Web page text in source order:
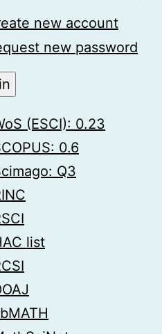
new account
new password
(ESCI): 0.23
0.6
Q3
list